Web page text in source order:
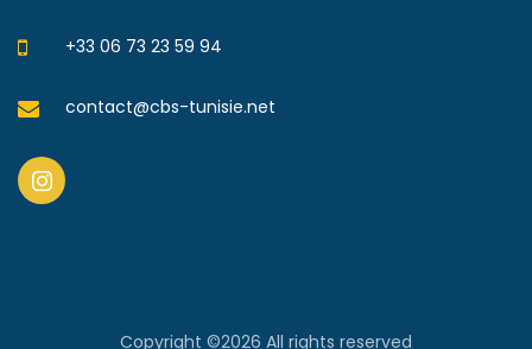
+33 06 73 23 59 94
contact@cbs-tunisie.net
Copyright ©2026 All rights reserved